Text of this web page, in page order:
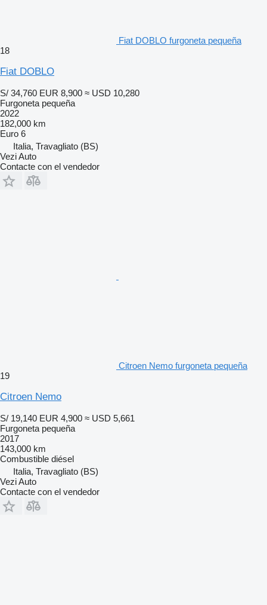
Fiat DOBLO furgoneta pequeña
18
Fiat DOBLO
S/ 34,760 EUR 8,900 ≈ USD 10,280
Furgoneta pequeña
2022
182,000 km
Euro 6
Italia, Travagliato (BS)
Vezi Auto
Contacte con el vendedor
Citroen Nemo furgoneta pequeña
19
Citroen Nemo
S/ 19,140 EUR 4,900 ≈ USD 5,661
Furgoneta pequeña
2017
143,000 km
Combustible diésel
Italia, Travagliato (BS)
Vezi Auto
Contacte con el vendedor